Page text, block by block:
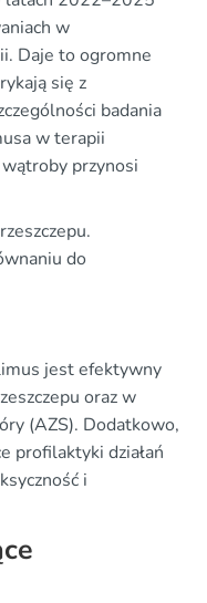
w
Daje to ogromne
się z
badania
w terapii
przynosi
do
jest efektywny
oraz w
(AZS). Dodatkowo,
profilaktyki działań
i